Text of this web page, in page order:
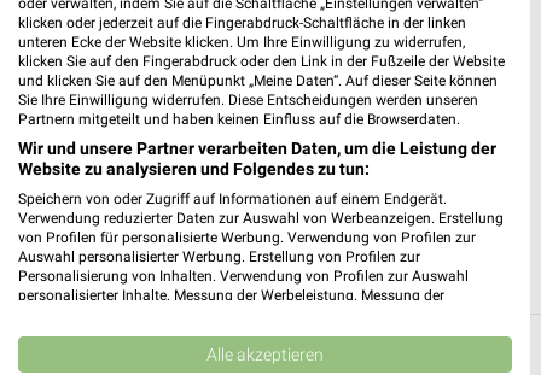
Heute geschlossen
181,54 km • Angebote: 5 Prospekte
Grabenstraße 1
19061 Schwerin
Heute
geschlossen
180,54 km • Angebote: 5 Prospekte
Alle Filialen, Adressen und Öffnungszeiten
klicken oder jederzeit auf die Fingerabdruck-Schaltfläche in der linken
unteren Ecke der Website klicken. Um Ihre Einwilligung zu widerrufen,
klicken Sie auf den Fingerabdruck oder den Link in der Fußzeile der Website
und klicken Sie auf den Menüpunkt „Meine Daten“. Auf dieser Seite können
Sie Ihre Einwilligung widerrufen. Diese Entscheidungen werden unseren
Partnern mitgeteilt und haben keinen Einfluss auf die Browserdaten.
Wir und unsere Partner verarbeiten Daten, um die Leistung der
Website zu analysieren und Folgendes zu tun:
Speichern von oder Zugriff auf Informationen auf einem Endgerät.
Verwendung reduzierter Daten zur Auswahl von Werbeanzeigen. Erstellung
von Profilen für personalisierte Werbung. Verwendung von Profilen zur
Auswahl personalisierter Werbung. Erstellung von Profilen zur
Personalisierung von Inhalten. Verwendung von Profilen zur Auswahl
personalisierter Inhalte. Messung der Werbeleistung. Messung der
Kombinationen von Daten aus verschiedenen Quellen. Entwicklung und
Verbesserung der Angebote. Verwendung reduzierter Daten zur Auswahl
Alle akzeptieren